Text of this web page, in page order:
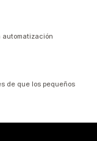
automatización
de que los pequeños